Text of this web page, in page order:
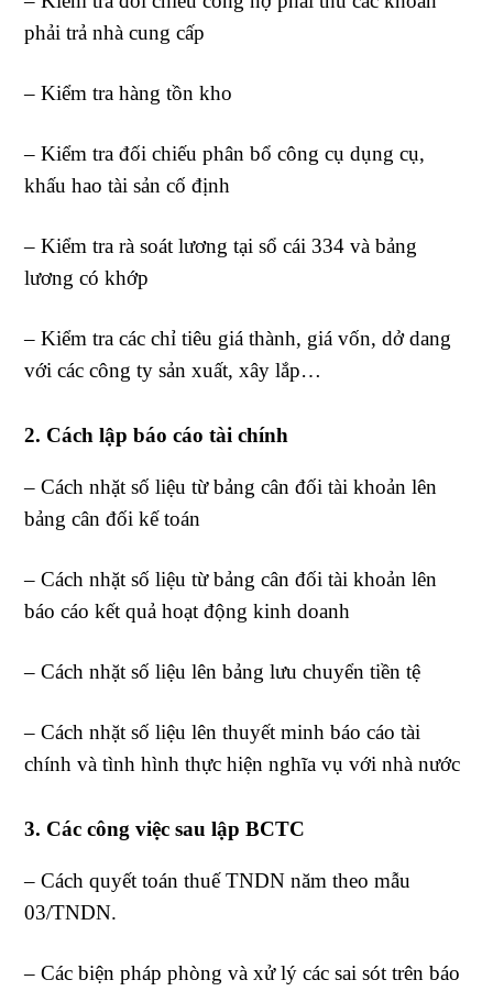
phải trả nhà cung cấp
– Kiểm tra hàng tồn kho
– Kiểm tra đối chiếu phân bổ công cụ dụng cụ,
khấu hao tài sản cố định
– Kiểm tra rà soát lương tại sổ cái 334 và bảng
lương có khớp
– Kiểm tra các chỉ tiêu giá thành, giá vốn, dở dang
với các công ty sản xuất, xây lắp…
2. Cách lập báo cáo tài chính
– Cách nhặt số liệu từ bảng cân đối tài khoản lên
bảng cân đối kế toán
– Cách nhặt số liệu từ bảng cân đối tài khoản lên
báo cáo kết quả hoạt động kinh doanh
– Cách nhặt số liệu lên bảng lưu chuyển tiền tệ
– Cách nhặt số liệu lên thuyết minh báo cáo tài
chính và tình hình thực hiện nghĩa vụ với nhà nước
3. Các công việc sau lập BCTC
– Cách quyết toán thuế TNDN năm theo mẫu
03/TNDN.
– Các biện pháp phòng và xử lý các sai sót trên báo